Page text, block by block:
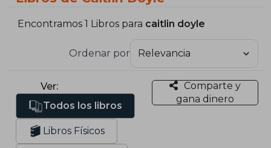
Encontramos 1 Libros para caitlin doyle
Ordenar por
Ver:
Todos los libros
Libros Físicos
Comparte y
gana dinero